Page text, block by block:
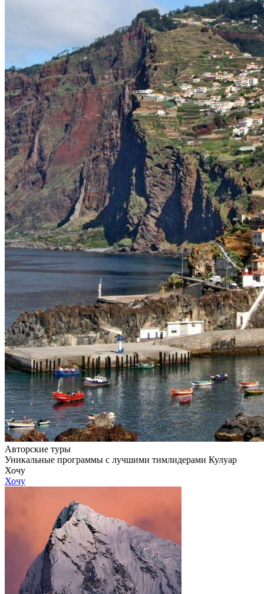
Авторские туры
Уникальные программы с лучшими тимлидерами Кулуар
Хочу
Хочу